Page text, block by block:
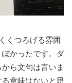
くつろげる雰囲
かったです。ダ
ら文句は言いま
意味はないと思